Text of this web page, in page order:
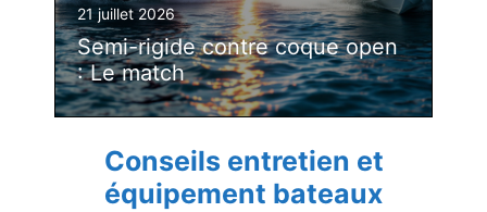
21 juillet 2026
Semi-rigide contre coque open
: Le match
Conseils entretien et
équipement bateaux